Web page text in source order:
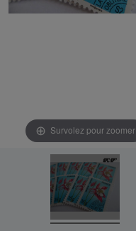
Survolez pour zoomer